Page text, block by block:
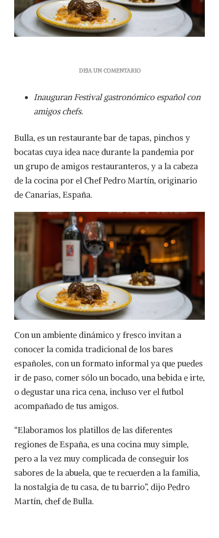
DEJA UN COMENTARIOEN
ESPAÑOLA
Inauguran Festival gastronómico español con
amigos chefs.
Bulla, es un restaurante bar de tapas, pinchos y
bocatas cuya idea nace durante la pandemia por
un grupo de amigos restauranteros, y a la cabeza
de la cocina por el Chef Pedro Martín, originario
de Canarias, España.
Con un ambiente dinámico y fresco invitan a
conocer la comida tradicional de los bares
españoles, con un formato informal ya que puedes
ir de paso, comer sólo un bocado, una bebida e irte,
o degustar una rica cena, incluso ver el futbol
acompañado de tus amigos.
“Elaboramos los platillos de las diferentes
regiones de España, es una cocina muy simple,
pero a la vez muy complicada de conseguir los
sabores de la abuela, que te recuerden a la familia,
la nostalgia de tu casa, de tu barrio”, dijo Pedro
Martín, chef de Bulla.